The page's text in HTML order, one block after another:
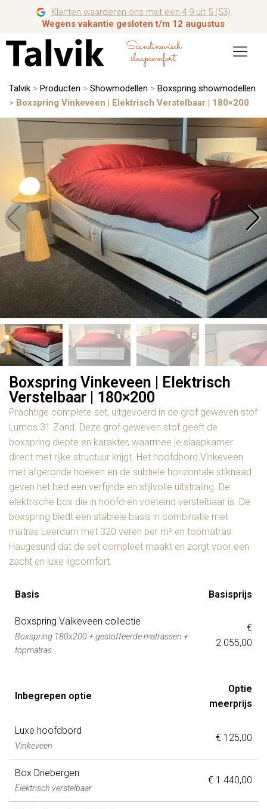
Klanten waarderen ons met een 4,9 uit 5 (53)
Wegens vakantie gesloten t/m 12 augustus
Scandinavisch
slaapcomfort
Talvik > Producten > Showmodellen > Boxspring showmodellen
> Boxspring Vinkeveen | Elektrisch Verstelbaar | 180×200
Boxspring Vinkeveen | Elektrisch
Verstelbaar | 180×200
Prachtige complete set, uitgevoerd in de grof geweven stof
Lumos 31 Zand. Deze grof geweven stof geeft de
boxspring diepte en karakter, waarmee je slaapkamer
direct met rijke structuur krijgt. Het hoofdbord Vinkeveen
met afgeronde hoeken en de subtiele horizontale stiknaad
geven het bed een verfijnde en stijlvolle uitstraling. De
elektrische box die in hoofd-en voeteind verstelbaar is. De
boxspring biedt een stabiele basis in combinatie met
matras Leerdam met 320 veren per m² en topmatras
Haugesund dat de set compleet maakt en zorgt voor een
zacht en luxe ligcomfort.
Basis Basisprijs
Boxspring Valkeveen collectie
Boxspring 180x200 + gestoffeerde matrassen +
topmatras
€
2.055,00
Inbegrepen optie
Optie
meerprijs
Luxe hoofdbord
Vinkeveen
€ 125,00
Box Driebergen
Elektrisch verstelbaar
€ 1.440,00